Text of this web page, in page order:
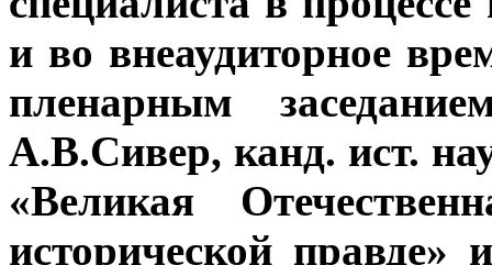
и во внеаудиторное
пленарным
А.В.Сивер, канд. ист.
«Великая
исторической правде»